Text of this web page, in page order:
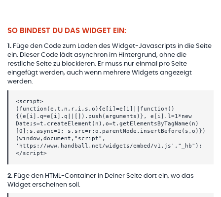
SO BINDEST DU DAS WIDGET EIN:
. Füge den Code zum Laden des Widget-Javascripts in die Seite
ein. Dieser Code lädt asynchron im Hintergrund, ohne die
restliche Seite zu blockieren. Er muss nur einmal pro Seite
eingefügt werden, auch wenn mehrere Widgets angezeigt
werden.
<script>
(function(e,t,n,r,i,s,o){e[i]=e[i]||function()
{(e[i].q=e[i].q||[]).push(arguments)}, e[i].l=1*new
Date;s=t.createElement(n),o=t.getElementsByTagName(n)
[0];s.async=1; s.src=r;o.parentNode.insertBefore(s,o)})
(window,document,"script",
'https://www.handball.net/widgets/embed/v1.js',"_hb");
</script>
2. Füge den HTML-Container in Deiner Seite dort ein, wo das
Widget erscheinen soll.